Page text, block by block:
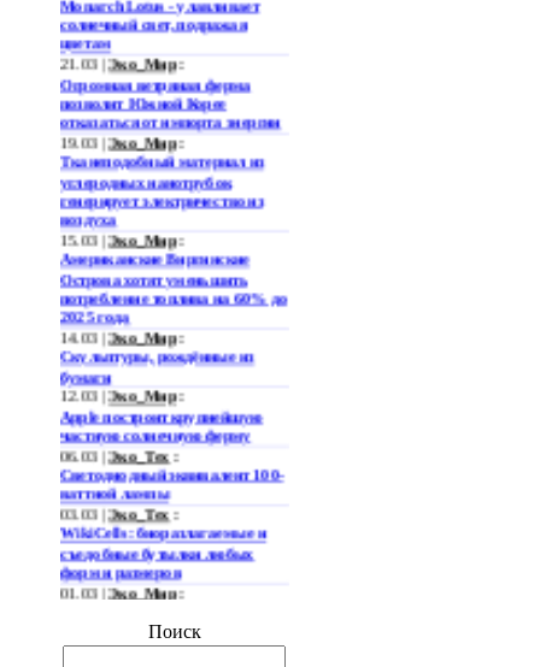
солнечный свет, подражая
цветам
21.03 |Эко_Мир
Огромная ветряная ферма
позволит Южной Корее
отказаться от импорта энергии
19.03 |Эко_Мир:
Тканеподобный материал из
углеродных нанотрубок
генерирует электричество из
воздуха
15.03 |Эко_Мир
Американские Виргинские
Острова хотят уменьшить
потребление топлива на 60% до
2025 года
14.03 |Эко_Мир
Скульптуры, рождённые из
бумаги
12.03 |Эко_Мир
Apple построит крупнейшую
частную солнечную ферму
06.03 |Эко_Тех:
Светодиодный эквивалент 100-
ваттной лампы
03.03 |Эко_Тех
WikiCells: биоразлагаемые и
съедобные бутылки любых
форм и размеров
01.03 |Эко_Мир:
Представлена
гидроаккумулирующая
электростанция нового типа
Поиск